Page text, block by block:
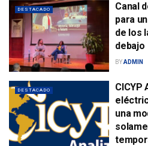
DESTACADO
Canal
para
de los
debajo
BYADMIN
DESTACADO
CICYP
una